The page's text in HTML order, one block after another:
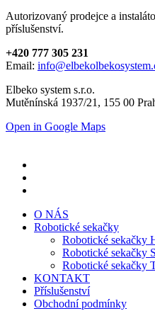
Autorizovaný prodejce a
příslušenství.
+420 777 305 231
Email:
Elbeko system s.r.o.
Mutěnínská 1937/21, 155 00
Open in Google Maps
O NÁS
Robotické sekačky
Robotické sekačky
Robotické sekačky
Robotické sekačky
KONTAKT
Příslušenství
Obchodní podmínky